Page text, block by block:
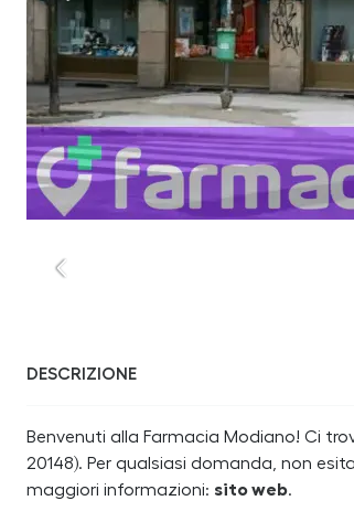
DESCRIZIONE
Benvenuti alla Farmacia Modiano! Ci
20148). Per qualsiasi domanda, non
maggiori informazioni: sito web.